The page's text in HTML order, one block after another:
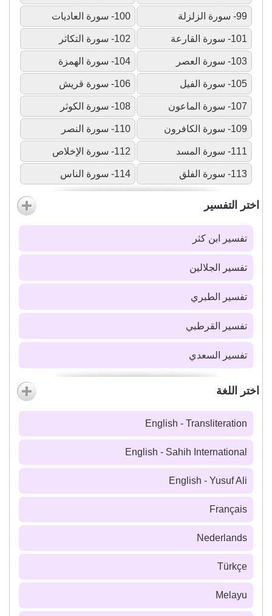
99- سورة الزلزلة 100- سورة العاديات
101- سورة القارعة 102- سورة التكاثر
103- سورة العصر 104- سورة الهمزة
105- سورة الفيل 106- سورة قريش
107- سورة الماعون 108- سورة الكوثر
109- سورة الكافرون 110- سورة النصر
111- سورة المسد 112- سورة الإخلاص
113- سورة الفلق 114- سورة الناس
اختر التفسير
تفسير ابن كثر
تفسير الجلالين
تفسير الطبري
تفسير القرطبي
تفسير السعدي
اختر اللغة
English - Transliteration
English - Sahih International
English - Yusuf Ali
Français
Nederlands
Türkçe
Melayu